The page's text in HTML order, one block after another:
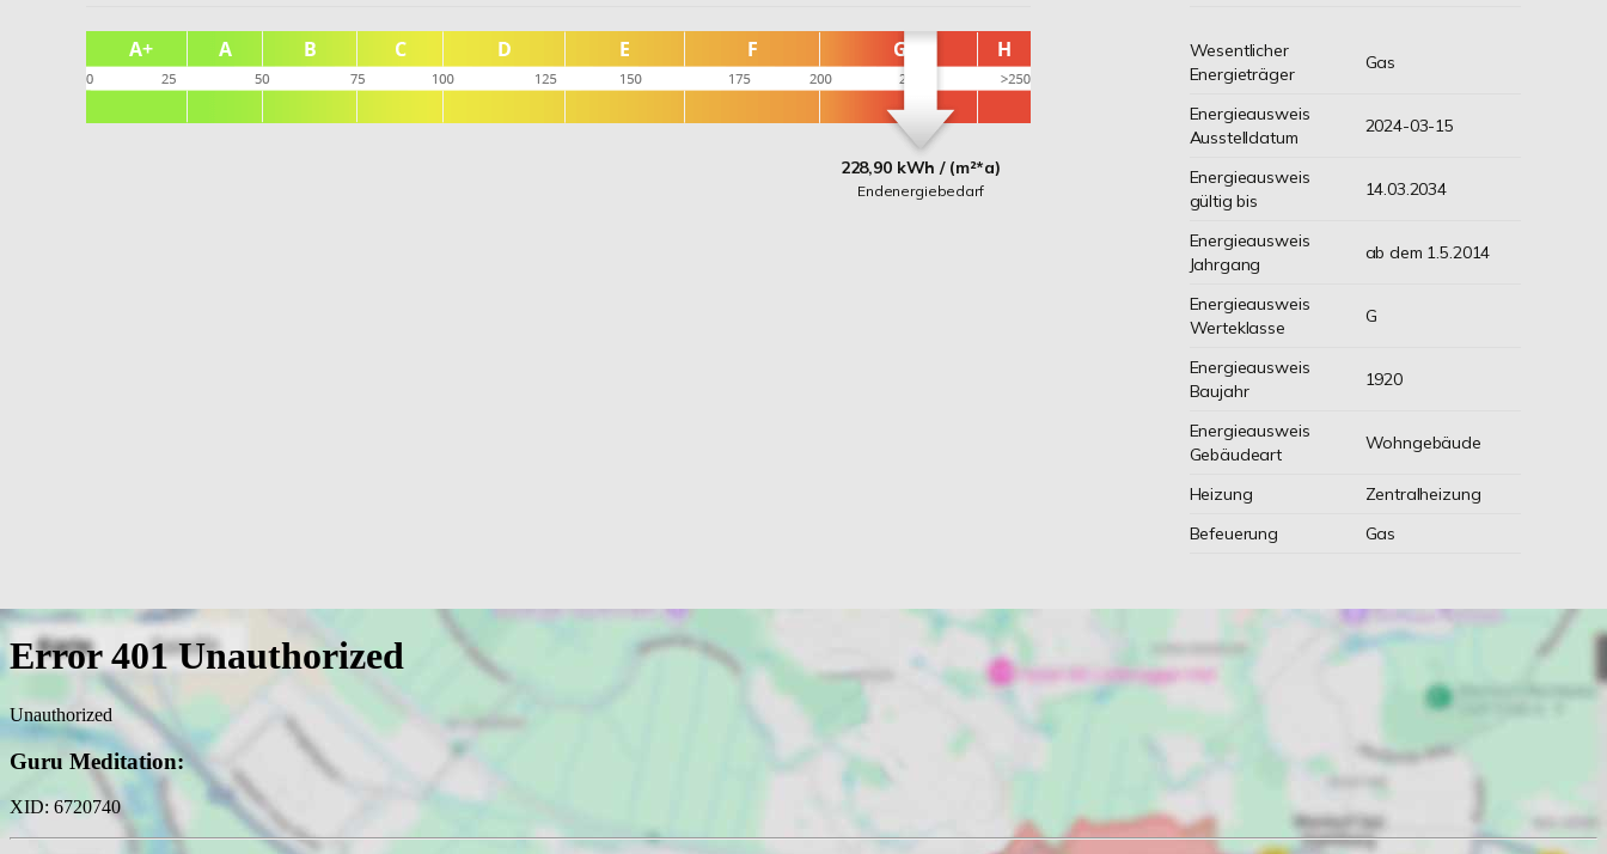
228,90 kWh / (m²*a)
Endenergiebedarf
Wesentlicher
Energieträger
Gas
Energieausweis
Ausstelldatum
2024-03-15
Energieausweis
gültig bis
14.03.2034
Energieausweis
Jahrgang
ab dem 1.5.2014
Energieausweis
Werteklasse
G
Energieausweis
Baujahr
1920
Energieausweis
Gebäudeart
Wohngebäude
Heizung
Zentralheizung
Befeuerung
Gas